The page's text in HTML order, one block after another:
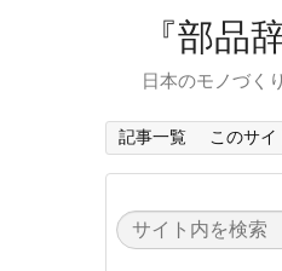
『部品
日本のモノづく
記事一覧 このサ